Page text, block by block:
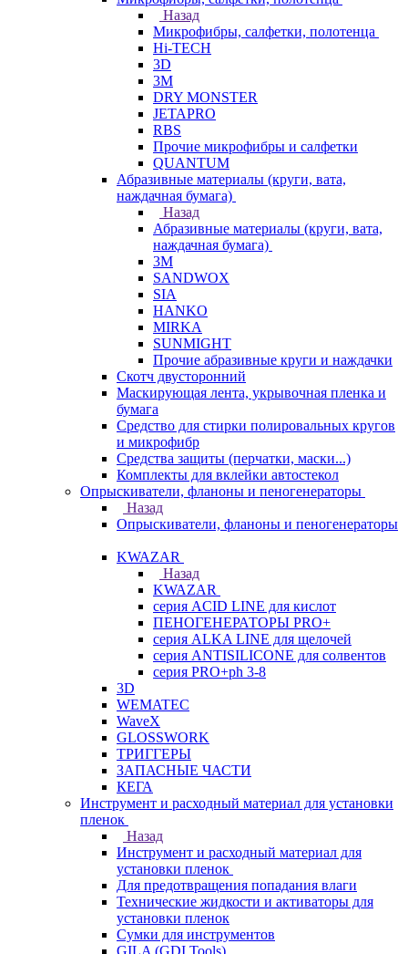
Назад
Микрофибры, салфетки, полотенца
Hi-TECH
3D
3М
DRY MONSTER
JETAPRO
RBS
Прочие микрофибры и салфетки
QUANTUM
Абразивные материалы (круги, вата,
наждачная бумага)
Назад
Абразивные материалы (круги, вата,
наждачная бумага)
3М
SANDWOX
SIA
HANKO
MIRKA
SUNMIGHT
Прочие абразивные круги и наждачки
Скотч двусторонний
Маскирующая лента, укрывочная пленка и
бумага
Средство для стирки полировальных кругов
и микрофибр
Средства защиты (перчатки, маски...)
Комплекты для вклейки автостекол
Опрыскиватели, фланоны и пеногенераторы
Назад
Опрыскиватели, фланоны и пеногенераторы
KWAZAR
Назад
KWAZAR
серия ACID LINE для кислот
ПЕНОГЕНЕРАТОРЫ PRO+
серия ALKA LINE для щелочей
серия ANTISILICONE для солвентов
серия PRO+ph 3-8
3D
WEMATEC
WaveX
GLOSSWORK
ТРИГГЕРЫ
ЗАПАСНЫЕ ЧАСТИ
КЕГА
Инструмент и расходный материал для установки
пленок
Назад
Инструмент и расходный материал для
установки пленок
Для предотвращения попадания влаги
Технические жидкости и активаторы для
установки пленок
Сумки для инструментов
GILA (GDI Tools)